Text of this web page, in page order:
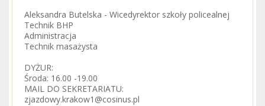
Aleksandra Butelska - Wicedyrektor szkoły policealnej
Technik BHP
Administracja
Technik masażysta
DYŻUR:
Środa: 16.00 -19.00
MAIL DO SEKRETARIATU:
zjazdowy.krakow1@cosinus.pl